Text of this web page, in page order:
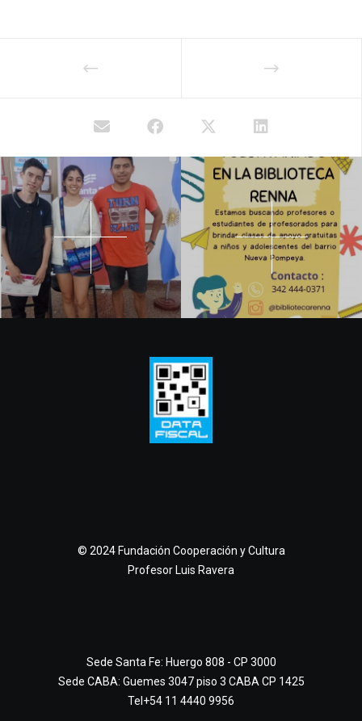
© 2024 Fundación Cooperación y Cultura
Profesor Luis Ravera
Sede Santa Fe: Huergo 808 - CP 3000
Sede CABA: Guemes 3047 piso 3 CABA CP 1425
Tel+54 11 4440 9956